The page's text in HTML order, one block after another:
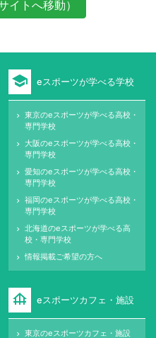
イトへ移動）
school eスポーツが学べる学校
keyboard_arrow_right
東京のeスポーツが学べる高校・
専門学校
keyboard_arrow_right
大阪のeスポーツが学べる高校・
専門学校
keyboard_arrow_right
愛知のeスポーツが学べる高校・
専門学校
keyboard_arrow_right
福岡のeスポーツが学べる高校・
専門学校
keyboard_arrow_right
北海道のeスポーツが学べる高
校・専門学校
keyboard_arrow_right 情報掲載ご希望の方へ
foundation eスポーツカフェ・施設
keyboard_arrow_right 東京のeスポーツカフェ・施設